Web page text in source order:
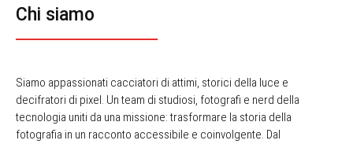
Chi siamo
Siamo appassionati cacciatori di attimi, storici della luce e
decifratori di pixel. Un team di studiosi, fotografi e nerd della
tecnologia uniti da una missione: trasformare la storia della
fotografia in un racconto accessibile e coinvolgente. Dal